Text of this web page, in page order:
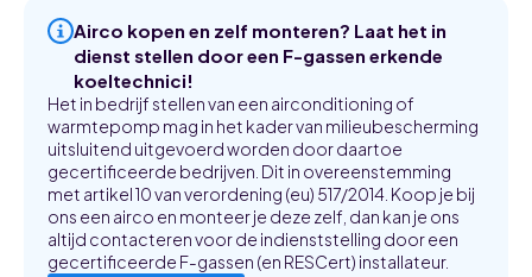
Airco kopen en zelf monteren? Laat het in
dienst stellen door een F-gassen erkende
koeltechnici!
Het in bedrijf stellen van een airconditioning of
warmtepomp mag in het kader van milieubescherming
uitsluitend uitgevoerd worden door daartoe
gecertificeerde bedrijven. Dit in overeenstemming
met artikel 10 van verordening (eu) 517/2014. Koop je bij
ons een airco en monteer je deze zelf, dan kan je ons
altijd contacteren voor de indienststelling door een
gecertificeerde F-gassen (en RESCert) installateur.